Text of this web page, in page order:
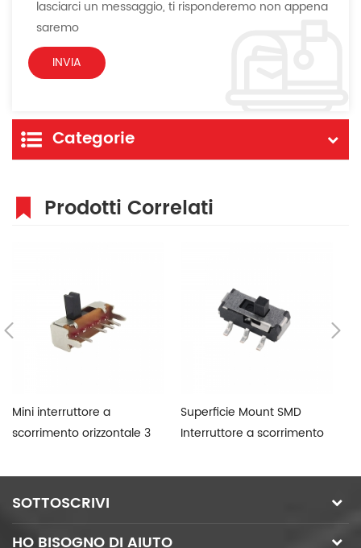
lasciarci un messaggio, ti risponderemo non appena
saremo
Categorie
Prodotti Correlati
Mini interruttore a
scorrimento orizzontale 3
Superficie Mount SMD
Interruttore a scorrimento
SOTTOSCRIVI
HO BISOGNO DI AIUTO